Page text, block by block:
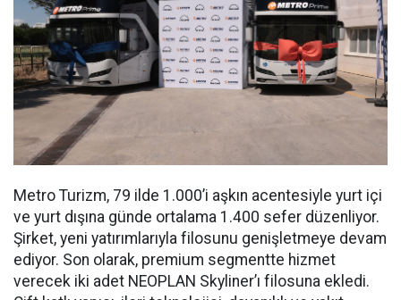
Metro Turizm, 79 ilde 1.000’i aşkın acentesiyle yurt içi
ve yurt dışına günde ortalama 1.400 sefer düzenliyor.
Şirket, yeni yatırımlarıyla filosunu genişletmeye devam
ediyor. Son olarak, premium segmentte hizmet
verecek iki adet NEOPLAN Skyliner’ı filosuna ekledi.